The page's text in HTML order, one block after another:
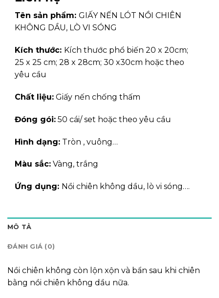
Tên sản phẩm: GIẤY NẾN LÓT NỒI CHIÊN
KHÔNG DẦU, LÒ VI SÓNG
Kích thước: Kích thước phổ biến 20 x 20cm;
25 x 25 cm; 28 x 28cm; 30 x30cm hoặc theo
yêu cầu
Chất liệu: Giấy nến chống thấm
Đóng gói: 50 cái/ set hoặc theo yêu cầu
Hình dạng: Tròn , vuông…
Màu sắc: Vàng, trắng
Ứng dụng: Nồi chiên không dầu, lò vi sóng….
MÔ TẢ
ĐÁNH GIÁ (0)
Nồi chiên không còn lộn xộn và bẩn sau khi chiên
bằng nồi chiên không dầu nữa.